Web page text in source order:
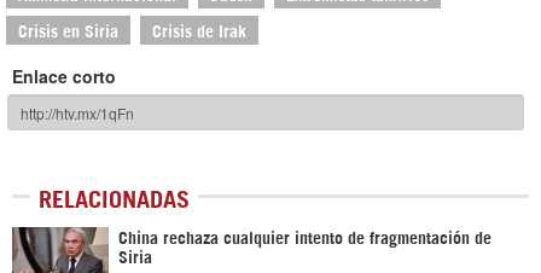
Crisis en Siria Crisis de Irak
Enlace corto
RELACIONADAS
China rechaza cualquier intento de fragmentación de
Siria